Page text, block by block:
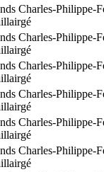
Charles-Philippe-
Charles-Philippe-
Charles-Philippe-
Charles-Philippe-
Charles-Philippe-
Charles-Philippe-